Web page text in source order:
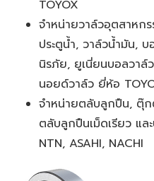
TOYOX
จำหน่ายวาล์วอุตสาหก
ประตูน้ำ, วาล์วน้ำมัน,
นิรภัย, ยูเนี่ยนบอลวาล์ว
นอยด์วาล์ว ยี่ห้อ
จำหน่ายตลับลูกปืน, ตุ๊ก
ตลับลูกปืนเม็ดเรียว แล
NTN, ASAHI, NACHI